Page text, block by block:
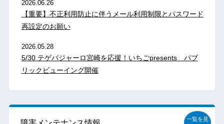
2026.06.26
【重要】不正利用防止に伴うメール利用制限とパスワード
再設定のお願い
2026.05.28
5/30 テゲバジャーロ宮崎を応援！いちごpresents パブ
リックビューイング開催
一覧を見